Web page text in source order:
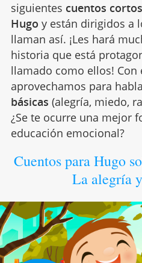
siguientes cuentos
Hugo y están dirigidos a
llaman así. ¡Les hará
historia que está
llamado como ellos! Con
aprovechamos para
básicas (alegría, miedo,
¿Se te ocurre una mejor
educación emocional?
Cuentos para Hugo
La alegría